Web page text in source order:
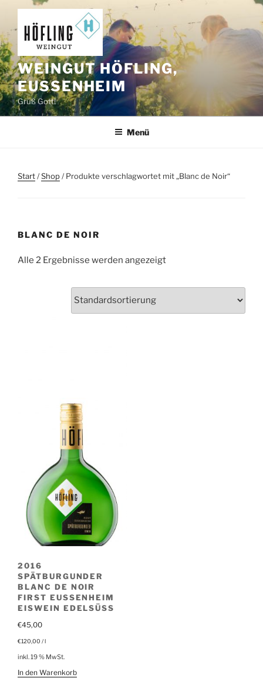
Zum
springen
WEINGUT HÖFLING,
EUSSENHEIM
Grüß Gott!
Menü
Start/Shop/ Produkte verschlagwortet mit „Blanc de Noir“
BLANC DE NOIR
Alle 2 Ergebnisse werden angezeigt
2016
SPÄTBURGUNDER
BLANC DE NOIR
FIRST EUSSENHEIM
EISWEIN EDELSÜSS
€45,00
€120,00 /l
inkl. 19 % MwSt.
In den Warenkorb